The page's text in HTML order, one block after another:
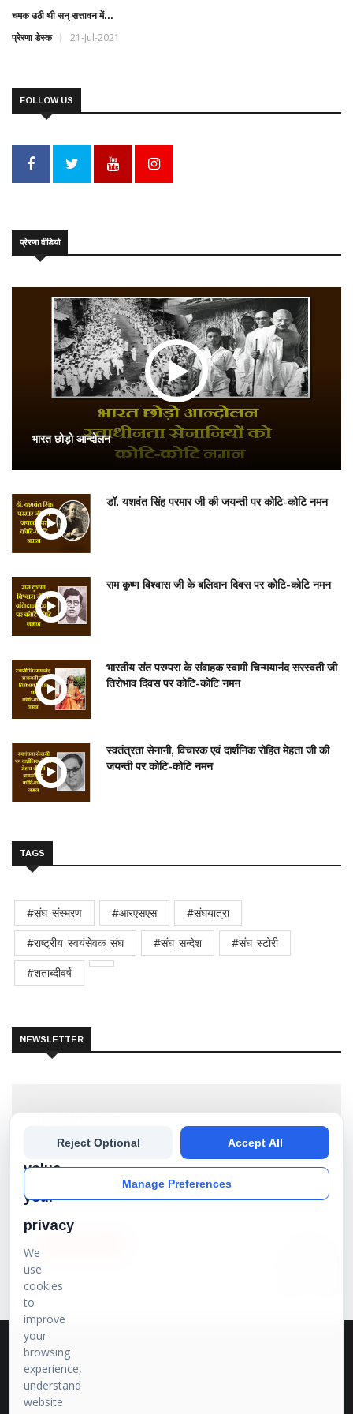
चमक उठी थी सन् सत्तावन में...
प्रेरणा डेस्क 21-Jul-2021
FOLLOW US
प्रेरणा वीडियो
भारत छोड़ो आन्दोलन
डॉ. यशवंत सिंह परमार जी की जयन्ती पर कोटि-कोटि नमन
राम कृष्ण विश्वास जी के बलिदान दिवस पर कोटि-कोटि नमन
भारतीय संत परम्परा के संवाहक स्वामी चिन्मयानंद सरस्वती जी
तिरोभाव दिवस पर कोटि-कोटि नमन
स्वतंत्रता सेनानी, विचारक एवं दार्शनिक रोहित मेहता जी की
जयन्ती पर कोटि-कोटि नमन
TAGS
#संघ_संस्मरण #आरएसएस
#संघयात्रा
#राष्ट्रीय_स्वयंसेवक_संघ
#संघ_सन्देश
#संघ_स्टोरी
#शताब्दीवर्ष
NEWSLETTER
Subscribe our newsletter to get the best stories into
your inbox!
value
your
privacy
We
use
cookies
to
improve
your
browsing
experience,
understand
website
Manage Preferences
Reject Optional Accept All